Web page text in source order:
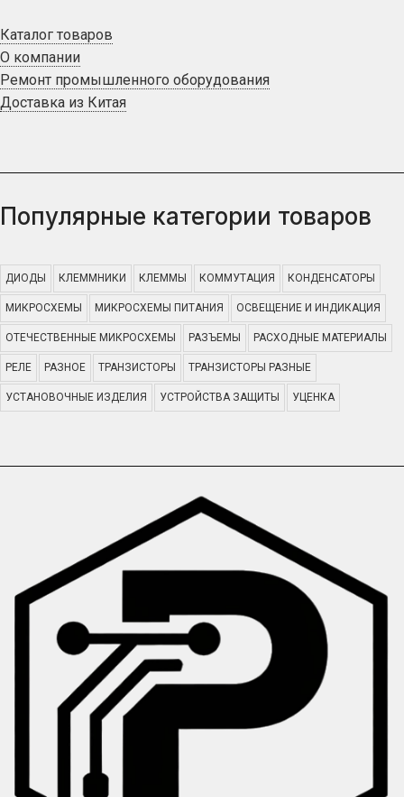
Каталог товаров
О компании
Ремонт промышленного оборудования
Доставка из Китая
Популярные категории товаров
ДИОДЫ КЛЕММНИКИ КЛЕММЫ КОММУТАЦИЯ КОНДЕНСАТОРЫ
МИКРОСХЕМЫ МИКРОСХЕМЫ ПИТАНИЯ ОСВЕЩЕНИЕ И ИНДИКАЦИЯ
ОТЕЧЕСТВЕННЫЕ МИКРОСХЕМЫ РАЗЪЕМЫ РАСХОДНЫЕ МАТЕРИАЛЫ
РЕЛЕ РАЗНОЕ ТРАНЗИСТОРЫ ТРАНЗИСТОРЫ РАЗНЫЕ
УСТАНОВОЧНЫЕ ИЗДЕЛИЯ УСТРОЙСТВА ЗАЩИТЫ УЦЕНКА